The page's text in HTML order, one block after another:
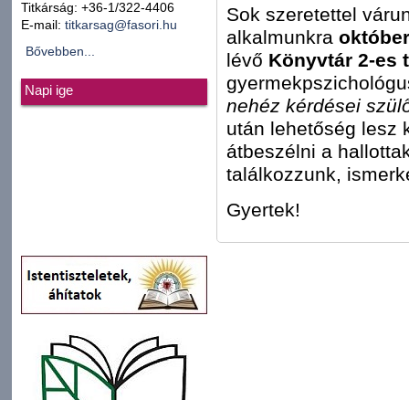
Titkárság: +36-1/322-4406
E-mail: titkarsag@fasori.hu
Bővebben...
Napi ige
Sok szeretettel
alkalmunkra
lévő Könyvtár 2-es
nehéz kérdései
után lehetőség lesz
átbeszélni a
találkozzunk,
Gyertek!